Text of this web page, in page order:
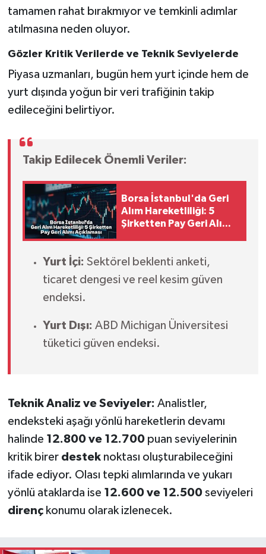
tamamen rahat bırakmıyor ve temkinli adımlar
atılmasına neden oluyor.
Gözler Kritik Verilerde ve Teknik Seviyelerde
Piyasa uzmanları, bugün hem yurt içinde hem de
yurt dışında yoğun bir veri trafiğinin takip
edileceğini belirtiyor.
Takip Edilecek Önemli Veriler:
Borsa İstanbul'da Geri
Alım Hareketliliği: 5
Şirketten Pay Geri Alımı
Yurt İçi: Sektörel beklenti anketi,
ticaret dengesi ve reel kesim güven
endeksi.
Yurt Dışı: ABD Michigan Üniversitesi
tüketici güven endeksi.
Teknik Analiz ve Seviyeler: Analistler,
endeksteki aşağı yönlü hareketlerin devamı
halinde 12.800 ve 12.700puan seviyelerinin
kritik birer desteknoktası oluşturabileceğini
ifade ediyor. Olası tepki alımlarında ve yukarı
yönlü ataklarda ise 12.600 ve 12.500seviyeleri
dirençkonumu olarak izlenecek.